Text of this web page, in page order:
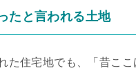
たと言われる土地
た住宅地でも、「昔ここ